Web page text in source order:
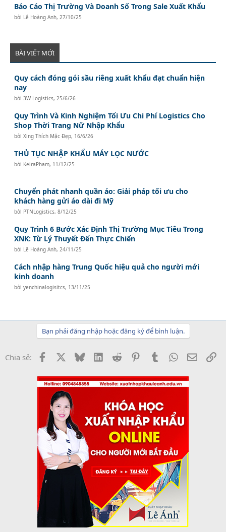
Báo Cáo Thị Trường Và Doanh Số Trong Sale Xuất Khẩu
bởi Lê Hoàng Anh,27/10/25
BÀI VIẾT MỚI
Quy cách đóng gói sầu riêng xuất khẩu đạt chuẩn hiện
nay
bởi3W Logistics,25/6/26
Quy Trình Và Kinh Nghiệm Tối Ưu Chi Phí Logistics Cho
Shop Thời Trang Nữ Nhập Khẩu
bởiXing Thích Mặc Đẹp, 16/6/26
THỦ TỤC NHẬP KHẨU MÁY LỌC NƯỚC
bởi KeiraPham, 11/12/25
Chuyển phát nhanh quần áo: Giải pháp tối ưu cho
khách hàng gửi áo dài đi Mỹ
bởi PTNLogistics,8/12/25
Quy Trình 6 Bước Xác Định Thị Trường Mục Tiêu Trong
XNK: Từ Lý Thuyết Đến Thực Chiến
bởi Lê Hoàng Anh,24/11/25
Cách nhập hàng Trung Quốc hiệu quả cho người mới
kinh doanh
bởiyenchinalogisitcs, 13/11/25
Bạn phải đăng nhập hoặc đăng ký để bình luận.
Chia sẻ: Facebook BlueskyLinkedInReddit PinterestTumblrWhatsApp
Email